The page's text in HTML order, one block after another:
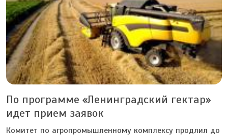
По программе «Ленинградский гектар»
идет прием заявок
Комитет по агропромышленному комплексу продлил до